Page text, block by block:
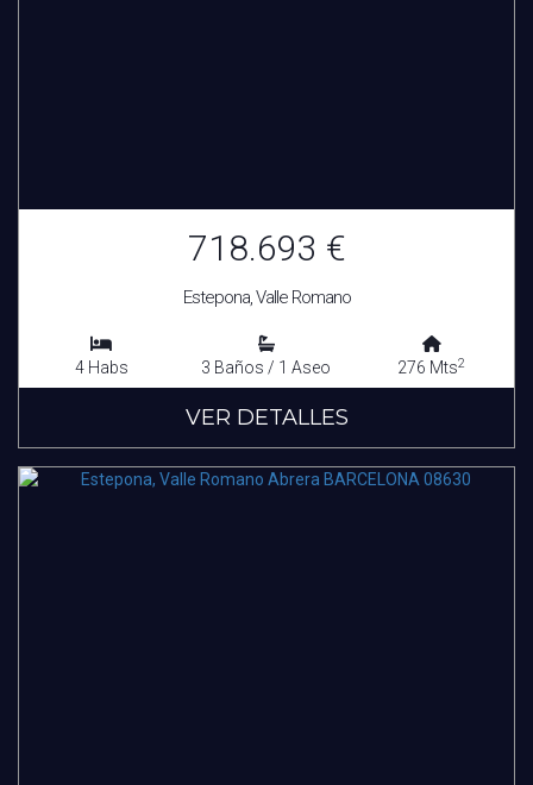
718.693 €
Estepona, Valle Romano
4 Habs 3 Baños / 1 Aseo 276 Mts2
VER DETALLES